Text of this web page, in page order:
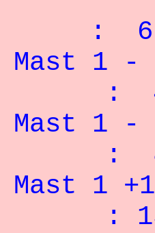
: 6
1 -
: 4
1 -
: 8
1
: